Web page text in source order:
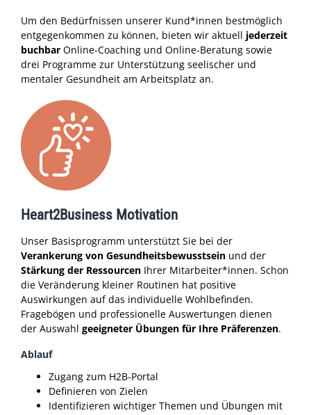
Um den Bedürfnissen unserer Kund*innen bestmöglich
entgegenkommen zu können, bieten wir aktuell jederzeit
buchbar Online-Coaching und Online-Beratung sowie
drei Programme zur Unterstützung seelischer und
mentaler Gesundheit am Arbeitsplatz an.
Heart2Business Motivation
Unser Basisprogramm unterstützt Sie bei der
Verankerung von Gesundheitsbewusstsein und der
Stärkung der Ressourcen Ihrer Mitarbeiter*innen. Schon
die Veränderung kleiner Routinen hat positive
Auswirkungen auf das individuelle Wohlbefinden.
Fragebögen und professionelle Auswertungen dienen
der Auswahl geeigneter Übungen für Ihre Präferenzen.
Ablauf
Zugang zum H2B-Portal
Definieren von Zielen
Identifizieren wichtiger Themen und Übungen mit